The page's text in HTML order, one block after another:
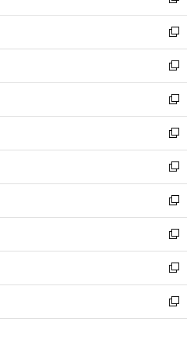
開
く
ウ
で
開
く
ン
ド
ウ
で
開
く
し
い
ウ
ィ
ン
ド
ウ
で
開
く
新
し
い
ウ
ィ
ン
ド
ウ
で
開
く
新
し
い
ウ
ィ
ン
ド
ウ
で
開
く
新
し
い
ウ
ィ
ン
ド
ウ
で
開
く
新
し
い
ウ
ィ
ン
ド
ウ
で
開
く
新
し
い
ウ
ィ
ン
ド
ウ
で
開
新
し
い
ウ
ィ
ン
ド
ウ
新
し
い
ウ
ィ
ン
新
し
い
ウ
新
し